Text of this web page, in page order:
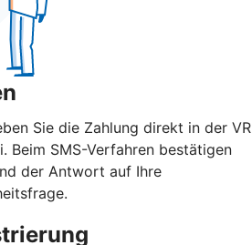
Sie die Zahlung direkt in der VR
Beim SMS-Verfahren bestätigen
der Antwort auf Ihre